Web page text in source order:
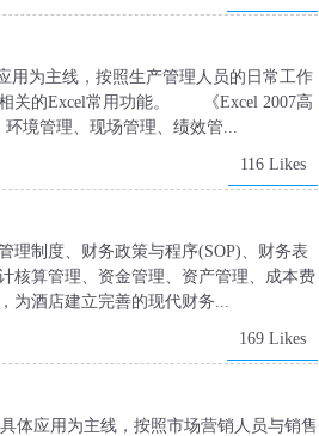
为主线，按照生产管理人员的日常工作
关的Excel常用功能。 《Excel 2007高
境管理、现场管理、绩效管...
116 Likes
制度、财务政策与程序(SOP)、财务表
核算管理、资金管理、资产管理、成本费
为酒店建立完善的现代财务...
169 Likes
体应用为主线，按照市场营销人员与销售